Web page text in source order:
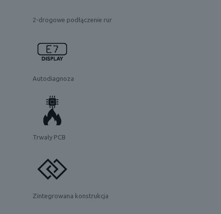
2-drogowe podłączenie rur
Autodiagnoza
Trwały PCB
Zintegrowana konstrukcja